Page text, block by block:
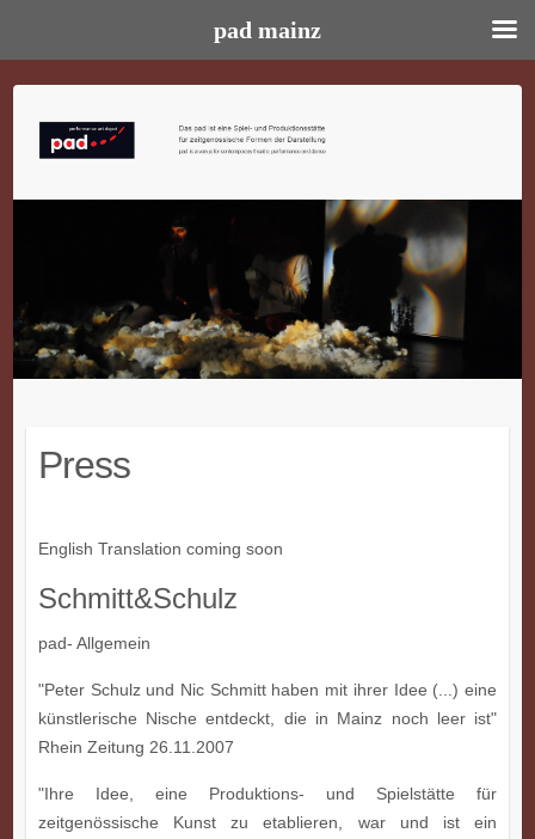
content
Press
English Translation coming soon
Schmitt&Schulz
pad- Allgemein
"Peter Schulz und Nic Schmitt haben mit ihrer Idee (...) eine
künstlerische Nische entdeckt, die in Mainz noch leer ist"
Rhein Zeitung 26.11.2007
"Ihre Idee, eine Produktions- und Spielstätte für
zeitgenössische Kunst zu etablieren, war und ist ein
pad mainz